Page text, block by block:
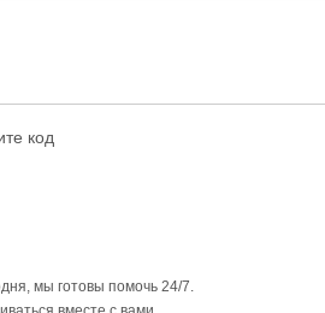
мы готовы помочь 24/7.